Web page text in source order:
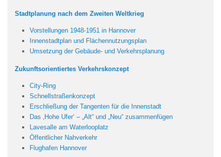
Stadtplanung nach dem Zweiten Weltkrieg
Vorstellungen 1948-1951 in Hannover
Innenstadtplan und Flächennutzungsplan
Umsetzung der Gebäude- und Verkehrsplanung
Zukunftsorientiertes Verkehrskonzept
City-Ring
Schnellstraßenkonzept
Erschließung der Tangenten für die Innenstadt
Das ‚Hohe Ufer‘ – „Alt“ und „Neu“ zusammenfügen
Lavesalle am Waterlooplatz
Öffentlicher Nahverkehr
Flughafen Hannover